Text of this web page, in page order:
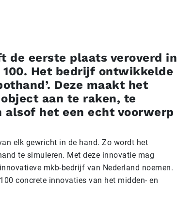
de eerste plaats veroverd in
100. Het bedrijf ontwikkelde
Deze maakt het
aan te raken, te
alsof het een echt voorwerp
elk gewricht in de hand. Zo wordt het
te simuleren. Met deze innovatie mag
mkb-bedrijf van Nederland noemen.
concrete innovaties van het midden- en